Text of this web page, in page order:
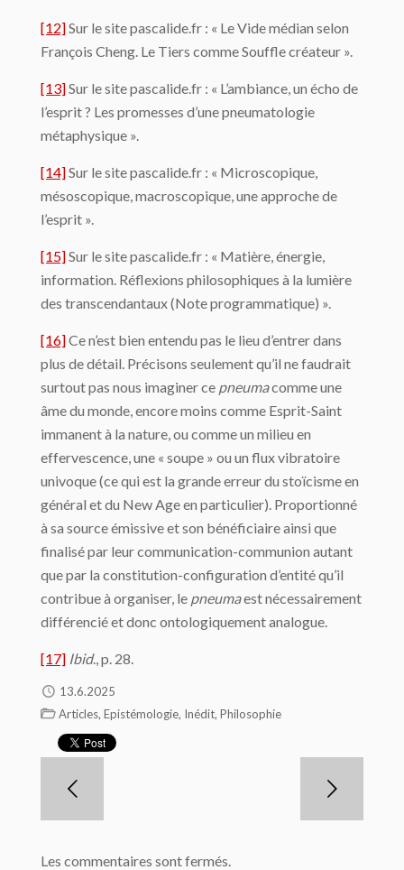
[12]Sur le site pascalide.fr : « Le Vide médian selon
François Cheng. Le Tiers comme Souffle créateur ».
[13]Sur le site pascalide.fr : « L’ambiance, un écho de
l’esprit ? Les promesses d’une pneumatologie
métaphysique ».
[14]Sur le site pascalide.fr : « Microscopique,
mésoscopique, macroscopique, une approche de
l’esprit ».
[15]Sur le site pascalide.fr : « Matière, énergie,
information. Réflexions philosophiques à la lumière
des transcendantaux (Note programmatique) ».
[16]Ce n’est bien entendu pas le lieu d’entrer dans
plus de détail. Précisons seulement qu’il ne faudrait
surtout pas nous imaginer ce pneumacomme une
âme du monde, encore moins comme Esprit-Saint
immanent à la nature, ou comme un milieu en
effervescence, une « soupe » ou un flux vibratoire
univoque (ce qui est la grande erreur du stoïcisme en
général et du New Age en particulier). Proportionné
à sa source émissive et son bénéficiaire ainsi que
finalisé par leur communication-communion autant
que par la constitution-configuration d’entité qu’il
contribue à organiser, le pneumaest nécessairement
différencié et donc ontologiquement analogue.
[17] Ibid., p. 28.
13.6.2025
Articles, Epistémologie, Inédit, Philosophie
Les commentaires sont fermés.